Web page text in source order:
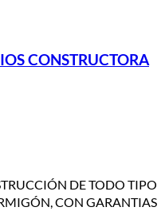
CONSTRUCTORA
DE TODO TIPO
CON GARANTIAS